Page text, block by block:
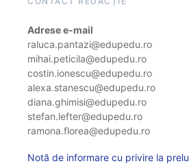
Adrese e-mail
raluca.pantazi@edupedu.ro
mihai.peticila@edupedu.ro
costin.ionescu@edupedu.ro
alexa.stanescu@edupedu.ro
diana.ghimisi@edupedu.ro
stefan.lefter@edupedu.ro
ramona.florea@edupedu.ro
Notă de informare cu privire la